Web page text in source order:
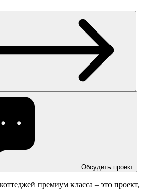
Обсудить проект
премиум класса – это проект,